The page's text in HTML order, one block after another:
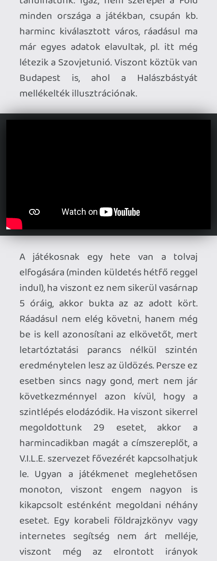
A játékosnak egy hete van a tolvaj
elfogására (minden küldetés hétfő reggel
indul), ha viszont ez nem sikerül vasárnap
5 óráig, akkor bukta az az adott kört.
Ráadásul nem elég követni, hanem még
be is kell azonosítani az elkövetőt, mert
letartóztatási parancs nélkül szintén
eredménytelen lesz az üldözés. Persze ez
esetben sincs nagy gond, mert nem jár
következménnyel azon kívül, hogy a
esetet. Egy korabeli földrajzkönyv vagy
internetes segítség nem árt melléje,
viszont még az elrontott irányok
esetében is lehet korrigálni úgy, hogy a
végén nyakon csípjük a tolvajt.
Pro:
a játékmenet;
a főcímzene és a hangok;
szép pixel illusztrációk;
kis adagokban is fogyasztható;
egy téves döntést is lehet
korrigálni;
a tolvajok dossziéja;
játékosan tanít;
Kontra:
monoton játékmenet;
csak háromféle tolvaj animáció van;
egyes földrajzi adatok már
elavultak;
Kiknek ajánlható?
Földrajz-mániákusokon és kvíz-
rajongókon kívül azon szülőknek,
akik meg akarják szerettetni a